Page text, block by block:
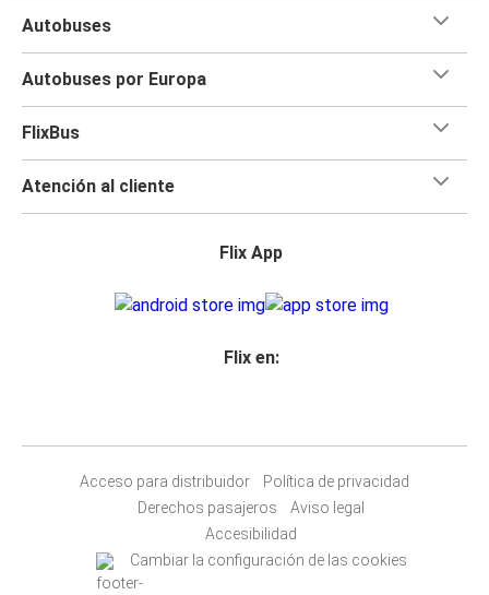
Autobuses
Autobuses por Europa
FlixBus
Atención al cliente
Flix App
Flix en:
Acceso para distribuidor
Política de privacidad
Derechos pasajeros
Aviso legal
Accesibilidad
Cambiar la configuración de las cookies